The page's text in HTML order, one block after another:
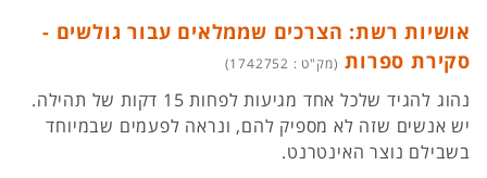
אושיות רשת: הצרכים שממלאים עבור גולשים -
סקירת ספרות (מק"ט : 1742752)
נהוג להגיד שלכל אחד מגיעות לפחות 15 דקות של תהילה.
יש אנשים שזה לא מספיק להם, ונראה לפעמים שבמיוחד
בשבילם נוצר האינטרנט.